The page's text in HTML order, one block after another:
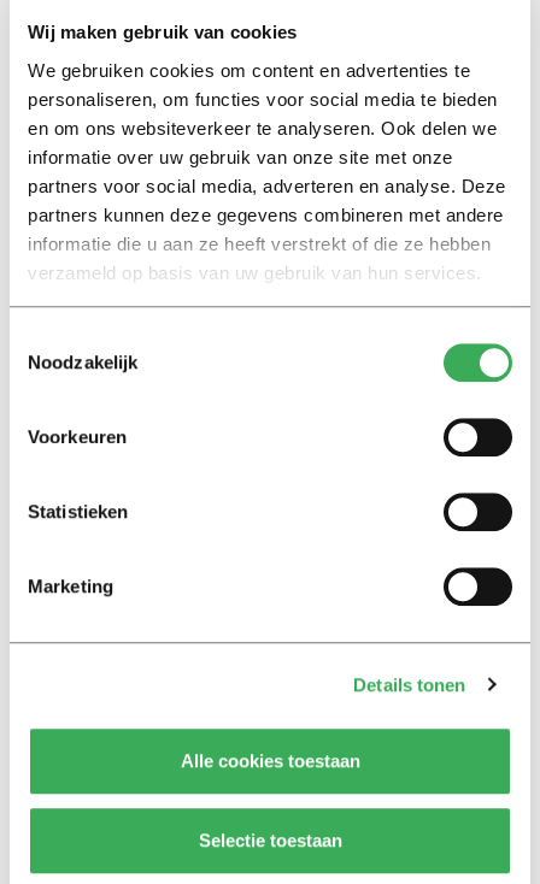
Wij maken gebruik van cookies
We gebruiken cookies om content en advertenties te
personaliseren, om functies voor social media te bieden
en om ons websiteverkeer te analyseren. Ook delen we
informatie over uw gebruik van onze site met onze
partners voor social media, adverteren en analyse. Deze
partners kunnen deze gegevens combineren met andere
informatie die u aan ze heeft verstrekt of die ze hebben
verzameld op basis van uw gebruik van hun services.
Noodzakelijk
Voorkeuren
Statistieken
Marketing
Details tonen
Alle cookies toestaan
Selectie toestaan
Reacties
National University of Singapore verzond in 2014 géén
reacties. Toch zijn er ook universiteiten die meer
reacties dan statusupdates verzonden, waaronder de TU
Delft. Gemiddeld gezien hebben alle universiteiten een
interactie percentage van 16,07 procent. In totaal
De wereld van een student wordt steeds breder en
internationaler door online learning. Universiteiten
vinden het belangrijk om het internationale speelveld